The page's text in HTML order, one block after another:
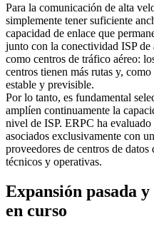
Para la comunicación de alta
simplemente tener suficiente
capacidad de enlace que
junto con la conectividad ISP
como centros de tráfico aéreo:
centros tienen más rutas y,
estable y previsible.
Por lo tanto, es fundamental
amplíen continuamente la
nivel de ISP. ERPC ha
asociados exclusivamente con
proveedores de centros de
técnicos y operativas.
Expansión pasada
en curso